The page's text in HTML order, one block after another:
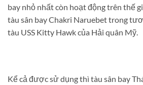
bay nhỏ nhất còn hoạt động trên thế
tàu sân bay Chakri Naruebet trong
tàu USS Kitty Hawk của Hải quân Mỹ.
Kể cả được sử dụng thì tàu sân bay